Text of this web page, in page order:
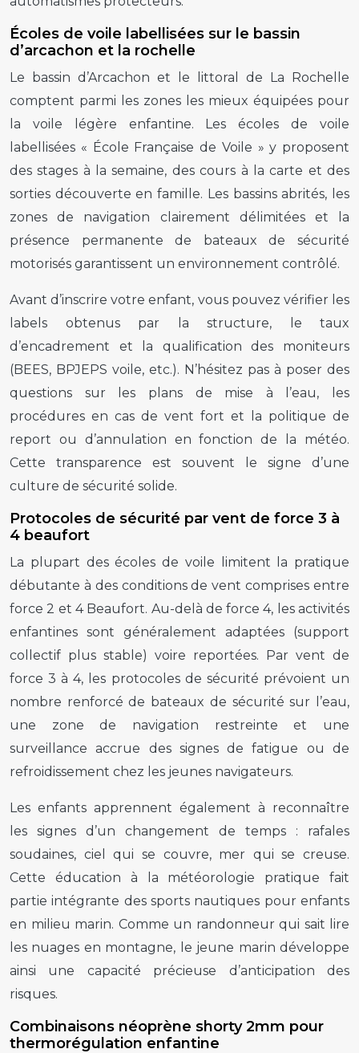
Écoles de voile labellisées sur le bassin
d’arcachon et la rochelle
Le bassin d’Arcachon et le littoral de La Rochelle
comptent parmi les zones les mieux équipées pour
la voile légère enfantine. Les écoles de voile
labellisées « École Française de Voile » y proposent
des stages à la semaine, des cours à la carte et des
sorties découverte en famille. Les bassins abrités, les
zones de navigation clairement délimitées et la
présence permanente de bateaux de sécurité
motorisés garantissent un environnement contrôlé.
Avant d’inscrire votre enfant, vous pouvez vérifier les
labels obtenus par la structure, le taux
d’encadrement et la qualification des moniteurs
(BEES, BPJEPS voile, etc.). N’hésitez pas à poser des
questions sur les plans de mise à l’eau, les
procédures en cas de vent fort et la politique de
report ou d’annulation en fonction de la météo.
Cette transparence est souvent le signe d’une
culture de sécurité solide.
Protocoles de sécurité par vent de force 3 à
4 beaufort
La plupart des écoles de voile limitent la pratique
débutante à des conditions de vent comprises entre
force 2 et 4 Beaufort. Au-delà de force 4, les activités
enfantines sont généralement adaptées (support
collectif plus stable) voire reportées. Par vent de
force 3 à 4, les protocoles de sécurité prévoient un
nombre renforcé de bateaux de sécurité sur l’eau,
une zone de navigation restreinte et une
surveillance accrue des signes de fatigue ou de
refroidissement chez les jeunes navigateurs.
Les enfants apprennent également à reconnaître
les signes d’un changement de temps : rafales
soudaines, ciel qui se couvre, mer qui se creuse.
Cette éducation à la météorologie pratique fait
partie intégrante des sports nautiques pour enfants
en milieu marin. Comme un randonneur qui sait lire
les nuages en montagne, le jeune marin développe
ainsi une capacité précieuse d’anticipation des
risques.
Combinaisons néoprène shorty 2mm pour
thermorégulation enfantine